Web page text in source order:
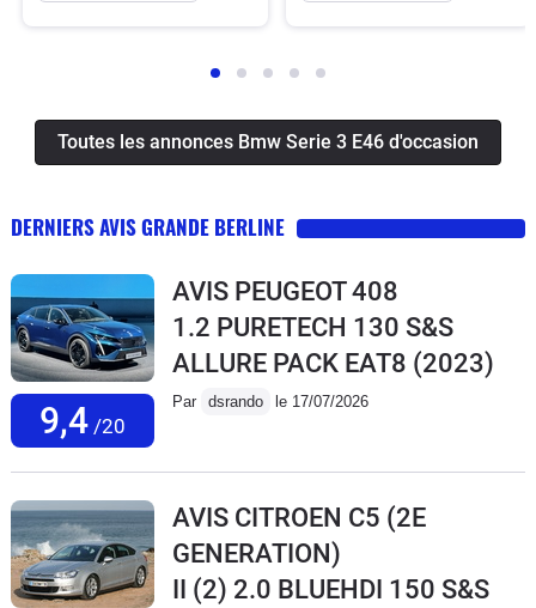
Toutes les annonces Bmw Serie 3 E46 d'occasion
DERNIERS AVIS GRANDE BERLINE
9,4 /20
AVIS PEUGEOT 408
1.2 PURETECH 130 S&S
ALLURE PACK EAT8 (2023)
Par dsrando le 17/07/2026
AVIS CITROEN C5 (2E
GENERATION)
II (2) 2.0 BLUEHDI 150 S&S